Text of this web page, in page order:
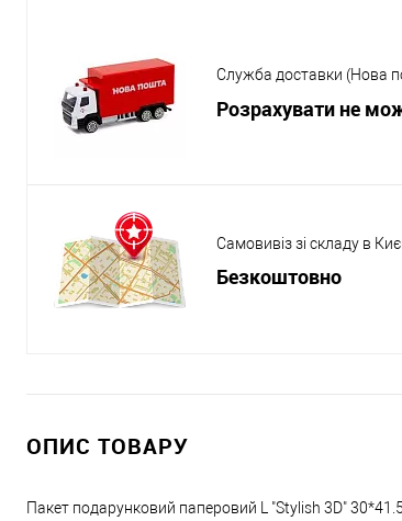
Служба доставки (Нова
Розрахувати не
Самовивіз зі складу в
Безкоштовно
ОПИС ТОВАРУ
Пакет подарунковий паперовий L "Stylish 3D"